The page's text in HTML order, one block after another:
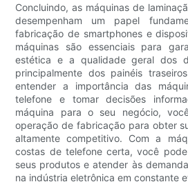
Concluindo, as máquinas de
desempenham um papel
fabricação de smartphones e
máquinas são essenciais para
estética e a qualidade geral dos
principalmente dos painéis
entender a importância das
telefone e tomar decisões
máquina para o seu negócio,
operação de fabricação para obter
altamente competitivo. Com a
costas de telefone certa, você
seus produtos e atender às
na indústria eletrônica em constante